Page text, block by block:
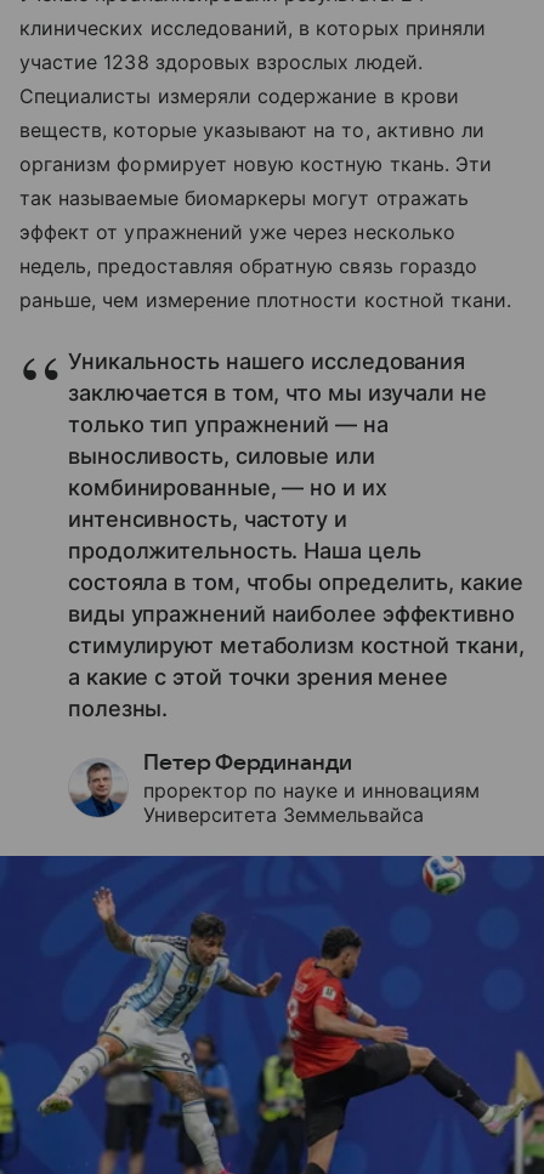
клинических исследований, в которых приняли
участие 1238 здоровых взрослых людей.
Специалисты измеряли содержание в крови
веществ, которые указывают на то, активно ли
организм формирует новую костную ткань. Эти
так называемые биомаркеры могут отражать
эффект от упражнений уже через несколько
недель, предоставляя обратную связь гораздо
раньше, чем измерение плотности костной ткани.
Уникальность нашего исследования
заключается в том, что мы изучали не
только тип упражнений — на
выносливость, силовые или
комбинированные, — но и их
интенсивность, частоту и
продолжительность. Наша цель
состояла в том, чтобы определить, какие
виды упражнений наиболее эффективно
стимулируют метаболизм костной ткани,
а какие с этой точки зрения менее
полезны.
Петер Фердинанди
проректор по науке и инновациям
Университета Земмельвайса